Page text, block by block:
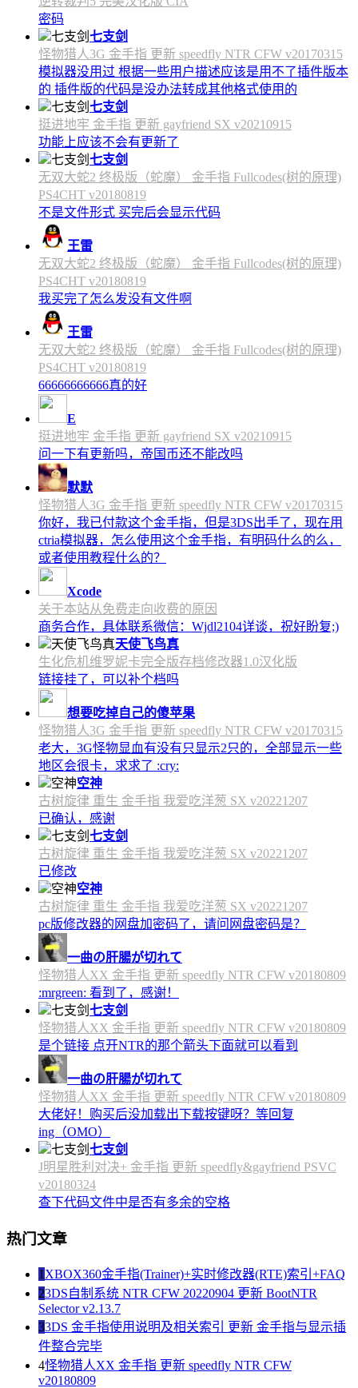
密码
七支剑
怪物猎人3G 金手指 更新 speedfly NTR CFW v20170315
模拟器没用过 根据一些用户描述应该是用不了插件版本
的 插件版的代码是没办法转成其他格式使用的
七支剑
挺进地牢 金手指 更新 gayfriend SX v20210915
功能上应该不会有更新了
七支剑
无双大蛇2 终极版（蛇魔） 金手指 Fullcodes(树的原理)
PS4CHT v20180819
不是文件形式 买完后会显示代码
王雷
无双大蛇2 终极版（蛇魔） 金手指 Fullcodes(树的原理)
PS4CHT v20180819
我买完了怎么发没有文件啊
王雷
无双大蛇2 终极版（蛇魔） 金手指 Fullcodes(树的原理)
PS4CHT v20180819
66666666666真的好
E
挺进地牢 金手指 更新 gayfriend SX v20210915
问一下有更新吗，帝国币还不能改吗
默默
怪物猎人3G 金手指 更新 speedfly NTR CFW v20170315
你好，我已付款这个金手指，但是3DS出手了，现在用
ctria模拟器，怎么使用这个金手指，有明码什么的么，
或者使用教程什么的？
Xcode
关于本站从免费走向收费的原因
商务合作，具体联系微信：Wjdl2104详谈，祝好盼复;)
天使飞鸟真
生化危机维罗妮卡完全版存档修改器1.0汉化版
链接挂了，可以补个档吗
想要吃掉自己的傻苹果
怪物猎人3G 金手指 更新 speedfly NTR CFW v20170315
老大，3G怪物显血有没有只显示2只的，全部显示一些
地区会很卡，求求了 :cry:
空神
古树旋律 重生 金手指 我爱吃洋葱 SX v20221207
已确认，感谢
七支剑
古树旋律 重生 金手指 我爱吃洋葱 SX v20221207
已修改
空神
古树旋律 重生 金手指 我爱吃洋葱 SX v20221207
pc版修改器的网盘加密码了，请问网盘密码是？
一曲の肝腸が切れて
怪物猎人XX 金手指 更新 speedfly NTR CFW v20180809
:mrgreen: 看到了，感谢！
七支剑
怪物猎人XX 金手指 更新 speedfly NTR CFW v20180809
是个链接 点开NTR的那个箭头下面就可以看到
一曲の肝腸が切れて
怪物猎人XX 金手指 更新 speedfly NTR CFW v20180809
大佬好！购买后没加载出下载按键呀？等回复
ing（OMO）
七支剑
J明星胜利对决+ 金手指 更新 speedfly&gayfriend PSVC
v20180324
查下代码文件中是否有多余的空格
热门文章
1 XBOX360金手指(Trainer)+实时修改器(RTE)索引+FAQ
23DS自制系统 NTR CFW 20220904 更新 BootNTR
Selector v2.13.7
33DS 金手指使用说明及相关索引 更新 金手指与显示插
件整合完毕
4怪物猎人XX 金手指 更新 speedfly NTR CFW
v20180809